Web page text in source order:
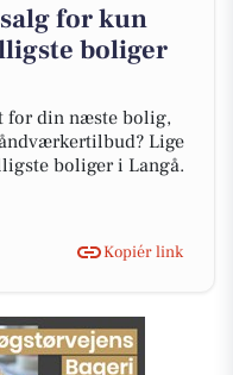
for kun
boliger
for din næste bolig,
Lige
boliger i Langå.
Kopiér link